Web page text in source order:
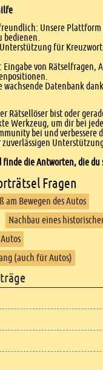
Unsere
bedienen.
für
von Rätselfragen,
Datenbank
Rätsellöser bist oder
Werkzeug, um dir bei
bei und verbessere
finde die Antworten, die du
Fragen
am Bewegen des Autos
Nachbau eines
(auch für Autos)